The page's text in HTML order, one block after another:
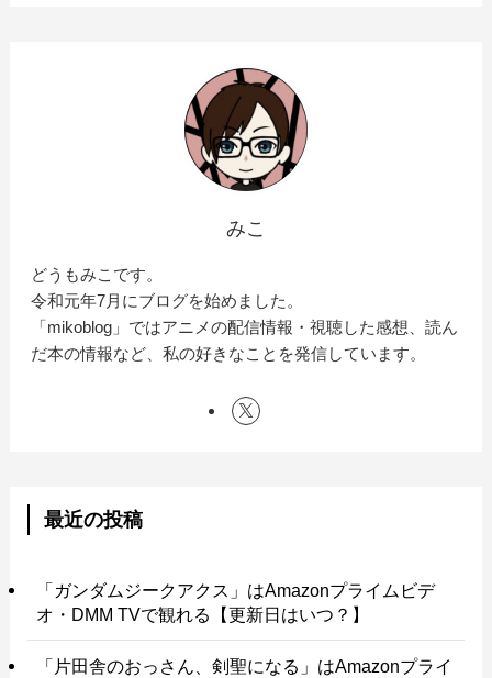
みこ
どうもみこです。
令和元年7月にブログを始めました。
「mikoblog」ではアニメの配信情報・視聴した感想、読ん
だ本の情報など、私の好きなことを発信しています。
最近の投稿
「ガンダムジークアクス」はAmazonプライムビデ
オ・DMM TVで観れる【更新日はいつ？】
「片田舎のおっさん、剣聖になる」はAmazonプライ